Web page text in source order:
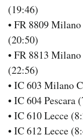
(19:46)
• FR 8809
(20:50)
• FR 8813
(22:56)
• IC 603 Milano
• IC 604
• IC 610 Lecce
• IC 612 Lecce